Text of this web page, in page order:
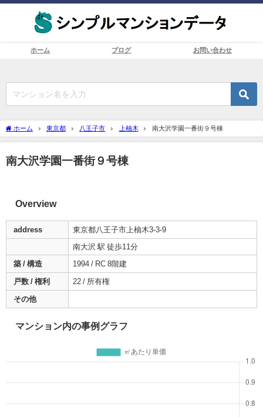
ホーム ブログ お問い合わせ
ホーム 東京都 八王子市 上柚木 南大沢学園一番街９号棟
南大沢学園一番街９号棟
Overview
address 東京都八王子市上柚木3-3-9
南大沢 駅 徒歩11分
築 / 構造 1994 / RC 8階建
戸数 / 権利 22 / 所有権
その他
マンション内の事例グラフ